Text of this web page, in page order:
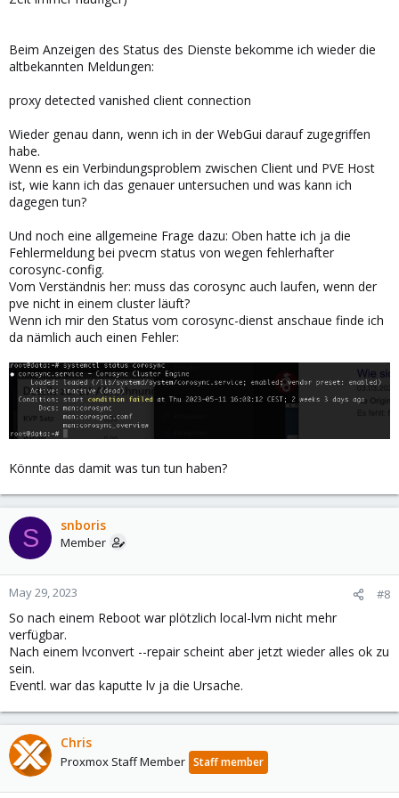
seconds)
May 11 16:41:21 data pvestatd[3689]: unable to get PID for CT 222
May 11 16:42:52 data pvestatd[3689]: status update time (91.114
seconds)
May 11 16:44:42 data pvestatd[3689]: status update time (109.726
seconds)
May 11 16:46:44 data pvestatd[3689]: status update time (122.202
seconds)
May 11 16:47:26 data pveproxy[4406]: worker exit
May 11 16:47:26 data pveproxy[4405]: worker 4406 finished
May 11 16:47:26 data pveproxy[4405]: worker 1800993 started
May 11 16:47:54 data pvestatd[3689]: status update time (69.700
seconds)
May 11 16:48:49 data pvestatd[3689]: status update time (55.387
seconds)
May 11 16:50:24 data pvestatd[3689]: status update time (95.173
seconds)
seconds)
May 11 16:53:52 data pvestatd[3689]: status update time (87.096
seconds)
May 11 16:54:28 data pvestatd[3689]: status update time (5.400
seconds)
seconds)
seconds)
May 11 16:57:57 data pvestatd[3689]: status update time (61.175
seconds)
May 11 16:59:51 data pvestatd[3689]: status update time (113.563
seconds)
May 11 17:00:42 data pvestatd[3689]: status update time (51.185
seconds)
Beim Anzeigen des Status des Dienste bekomme ich wieder die
altbekannten Meldungen:
proxy detected vanished client connection
Wieder genau dann, wenn ich in der WebGui darauf zugegriffen
habe.
Wenn es ein Verbindungsproblem zwischen Client und PVE Host
ist, wie kann ich das genauer untersuchen und was kann ich
dagegen tun?
Und noch eine allgemeine Frage dazu: Oben hatte ich ja die
Fehlermeldung bei pvecm status von wegen fehlerhafter
corosync-config.
Vom Verständnis her: muss das corosync auch laufen, wenn der
pve nicht in einem cluster läuft?
Wenn ich mir den Status vom corosync-dienst anschaue finde ich
da nämlich auch einen Fehler:
Könnte das damit was tun tun haben?
S snboris
Member
May 29, 2023 #8
So nach einem Reboot war plötzlich local-lvm nicht mehr
verfügbar.
Nach einem lvconvert --repair scheint aber jetzt wieder alles ok zu
sein.
Eventl. war das kaputte lv ja die Ursache.
Chris
Proxmox Staff Member Staff member